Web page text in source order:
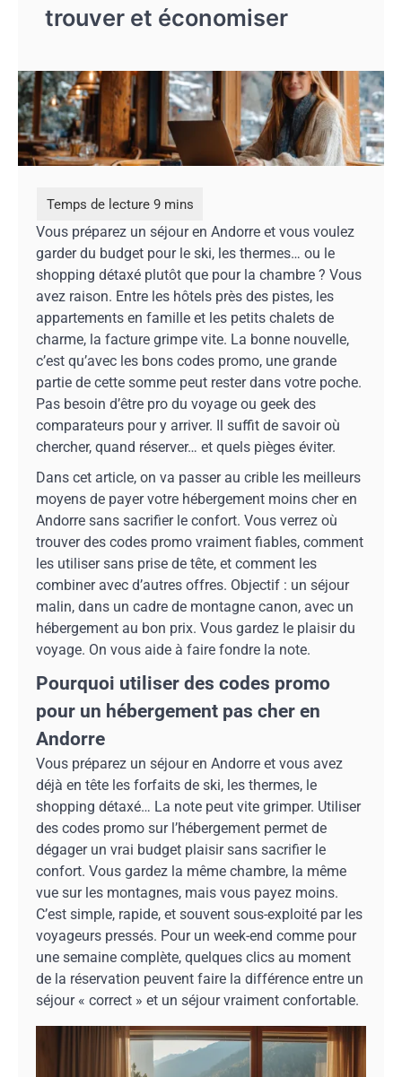
trouver et économiser
Vous préparez un séjour en Andorre et vous voulez
garder du budget pour le ski, les thermes… ou le
shopping détaxé plutôt que pour la chambre ? Vous
avez raison. Entre les hôtels près des pistes, les
appartements en famille et les petits chalets de
charme, la facture grimpe vite. La bonne nouvelle,
c’est qu’avec les bons codes promo, une grande
partie de cette somme peut rester dans votre poche.
Pas besoin d’être pro du voyage ou geek des
comparateurs pour y arriver. Il suffit de savoir où
chercher, quand réserver… et quels pièges éviter.
Dans cet article, on va passer au crible les meilleurs
moyens de payer votre hébergement moins cher en
Andorre sans sacrifier le confort. Vous verrez où
trouver des codes promo vraiment fiables, comment
les utiliser sans prise de tête, et comment les
combiner avec d’autres offres. Objectif : un séjour
malin, dans un cadre de montagne canon, avec un
hébergement au bon prix. Vous gardez le plaisir du
voyage. On vous aide à faire fondre la note.
Pourquoi utiliser des codes promo
pour un hébergement pas cher en
Andorre
Vous préparez un séjour en Andorre et vous avez
déjà en tête les forfaits de ski, les thermes, le
shopping détaxé… La note peut vite grimper. Utiliser
des codes promo sur l’hébergement permet de
dégager un vrai budget plaisir sans sacrifier le
confort. Vous gardez la même chambre, la même
vue sur les montagnes, mais vous payez moins.
C’est simple, rapide, et souvent sous-exploité par les
voyageurs pressés. Pour un week-end comme pour
une semaine complète, quelques clics au moment
de la réservation peuvent faire la différence entre un
séjour « correct » et un séjour vraiment confortable.